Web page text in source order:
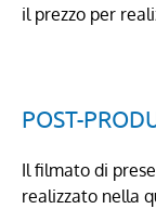
il prezzo per
POST-
Il filmato di
realizzato nella